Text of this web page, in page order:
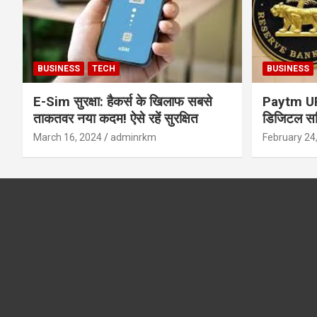
BUSINESS TECH
E-Sim सुरक्षा: हैकर्स के खिलाफ सबसे
ताकतवर नया कदम! ऐसे रहें सुरक्षित
March 16, 2024 adminrkm
BUSINESS
Paytm
डिजिटल
सुरक्षा और
February